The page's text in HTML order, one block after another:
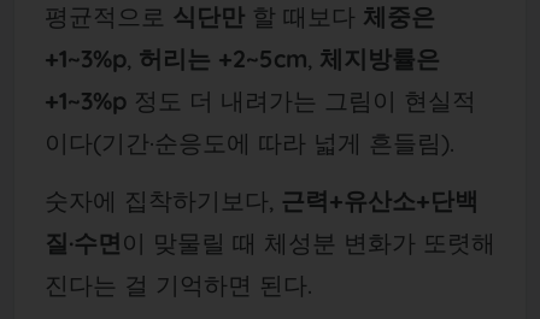
평균적으로 식단만할 때보다 체중은
+1~3%p, 허리는 +2~5cm, 체지방률은
+1~3%p정도 더 내려가는 그림이 현실적
이다(기간·순응도에 따라 넓게 흔들림).
숫자에 집착하기보다, 근력+유산소+단백
질·수면이 맞물릴 때 체성분 변화가 또렷해
진다는 걸 기억하면 된다.